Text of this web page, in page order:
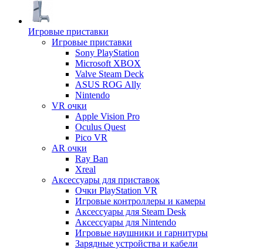
Игровые приставки
Игровые приставки
Sony PlayStation
Microsoft XBOX
Valve Steam Deck
ASUS ROG Ally
Nintendo
VR очки
Apple Vision Pro
Oculus Quest
Pico VR
AR очки
Ray Ban
Xreal
Аксессуары для приставок
Очки PlayStation VR
Игровые контроллеры и камеры
Аксессуары для Steam Desk
Аксессуары для Nintendo
Игровые наушники и гарнитуры
Зарядные устройства и кабели